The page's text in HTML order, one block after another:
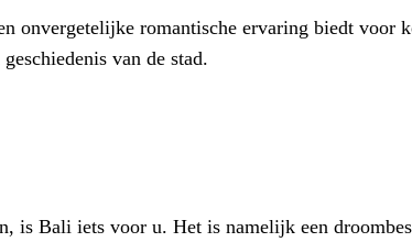
onvergetelijke romantische ervaring biedt
van de stad.
is Bali iets voor u. Het is namelijk een